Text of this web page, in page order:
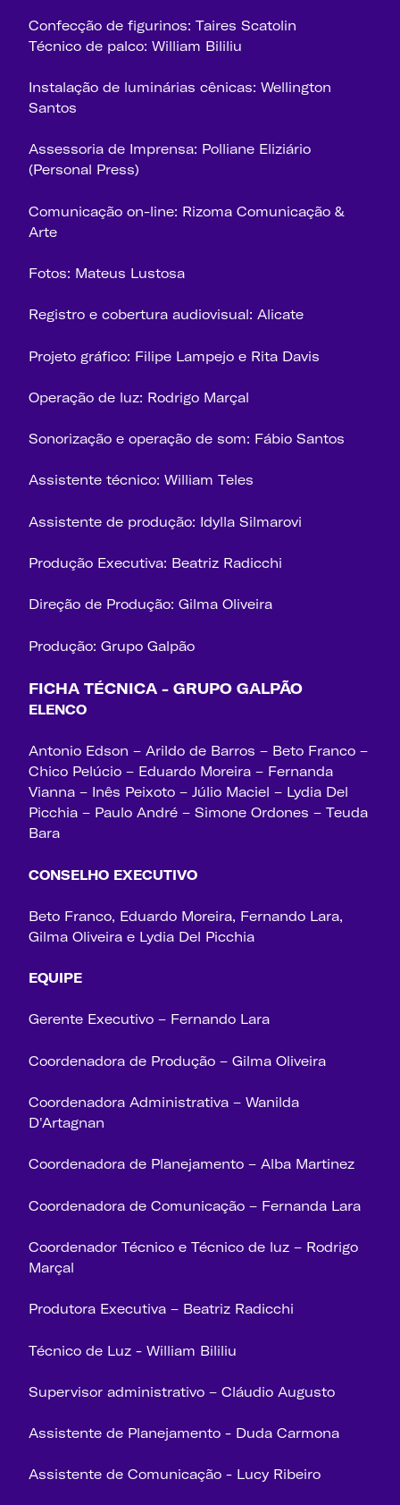
Confecção de figurinos: Taires Scatolin
Técnico de palco: William Bililiu
Instalação de luminárias cênicas: Wellington
Santos
Assessoria de Imprensa: Polliane Eliziário
(Personal Press)
Comunicação on-line: Rizoma Comunicação &
Arte
Fotos: Mateus Lustosa
Registro e cobertura audiovisual: Alicate
Projeto gráfico: Filipe Lampejo e Rita Davis
Operação de luz: Rodrigo Marçal
Sonorização e operação de som: Fábio Santos
Assistente técnico: William Teles
Assistente de produção: Idylla Silmarovi
Produção Executiva: Beatriz Radicchi
Direção de Produção: Gilma Oliveira
Produção: Grupo Galpão
FICHA TÉCNICA - GRUPO GALPÃO
ELENCO
Antonio Edson – Arildo de Barros – Beto Franco –
Chico Pelúcio – Eduardo Moreira – Fernanda
Vianna – Inês Peixoto – Júlio Maciel – Lydia Del
Picchia – Paulo André – Simone Ordones – Teuda
Bara
CONSELHO EXECUTIVO
Beto Franco, Eduardo Moreira, Fernando Lara,
Gilma Oliveira e Lydia Del Picchia
EQUIPE
Gerente Executivo – Fernando Lara
Coordenadora de Produção – Gilma Oliveira
Coordenadora Administrativa – Wanilda
D'Artagnan
Coordenadora de Planejamento – Alba Martinez
Coordenadora de Comunicação – Fernanda Lara
Coordenador Técnico e Técnico de luz – Rodrigo
Marçal
Produtora Executiva – Beatriz Radicchi
Técnico de Luz - William Bililiu
Supervisor administrativo – Cláudio Augusto
Assistente de Planejamento - Duda Carmona
Assistente de Comunicação - Lucy Ribeiro